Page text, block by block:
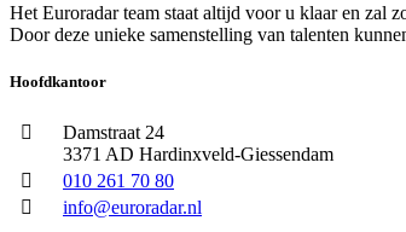
Het Euroradar team staat altijd voor u klaar en zal
Door deze unieke samenstelling van talenten
Hoofdkantoor
Damstraat 24
3371 AD Hardinxveld-Giessendam
010 261 70 80
info@euroradar.nl